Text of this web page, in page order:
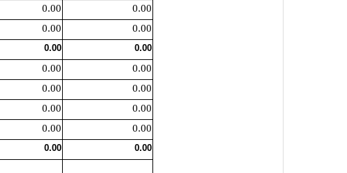
0.00
0.00
0.00 0.00
0.00 0.00
0.00
0.00
0.00
0.00
0.00
0.00
0.00 0.00
0.00 0.00